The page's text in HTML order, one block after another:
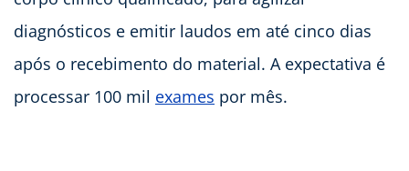
diagnósticos e emitir laudos em até cinco dias
após o recebimento do material. A expectativa é
processar 100 mil exames por mês.